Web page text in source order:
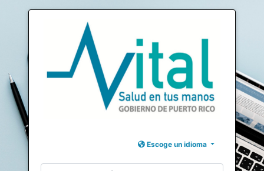
Escoge un idioma